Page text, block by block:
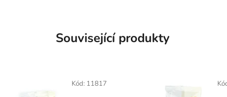
Související produkty
Kód: 11817